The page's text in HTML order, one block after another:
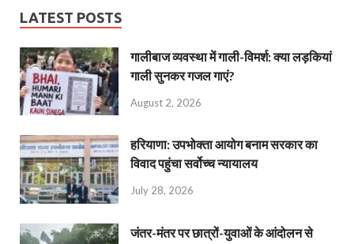
LATEST POSTS
गालीबाज व्‍यवस्‍था में गाली-विमर्श: क्या लड़कियां
गाली सुनकर गजल गाएं?
August 2, 2026
हरियाणा: उपभोक्ता आयोग बनाम सरकार का
विवाद पहुंचा सर्वोच्च न्यायालय
July 28, 2026
जंतर-मंतर पर छात्रों-युवाओं के आंदोलन से